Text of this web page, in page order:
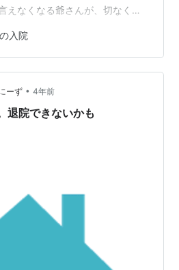
えなくなる爺さんが、切なくな
て、看護師さんも適当にあしら
と分かるが、話し相手はほとん
レビが主な１日。 後はたまに看
温測って、体調聞かれるぐら
清掃のおばちゃんと喋ってる。
入院
ーず • 4年前
退院できないかも